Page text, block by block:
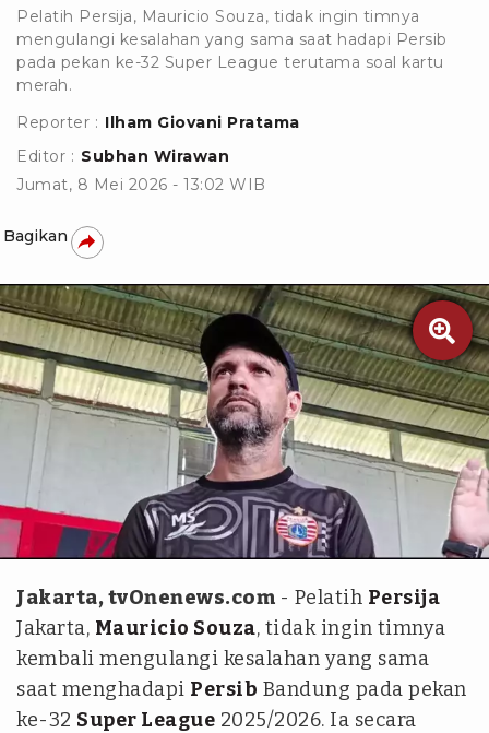
Pelatih Persija, Mauricio Souza, tidak ingin timnya
mengulangi kesalahan yang sama saat hadapi Persib
pada pekan ke-32 Super League terutama soal kartu
merah.
Reporter : Ilham Giovani Pratama
Editor : Subhan Wirawan
Jumat, 8 Mei 2026 - 13:02 WIB
Bagikan

tvonenews.com - Ilham Giovani
Jakarta, tvOnenews.com - Pelatih Persija
Jakarta, Mauricio Souza, tidak ingin timnya
kembali mengulangi kesalahan yang sama
saat menghadapi Persib Bandung pada pekan
ke-32 Super League 2025/2026. Ia secara